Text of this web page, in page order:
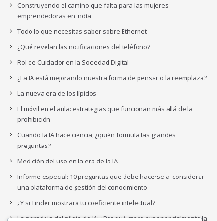
Construyendo el camino que falta para las mujeres
emprendedoras en India
Todo lo que necesitas saber sobre Ethernet
¿Qué revelan las notificaciones del teléfono?
Rol de Cuidador en la Sociedad Digital
¿La IA está mejorando nuestra forma de pensar o la reemplaza?
La nueva era de los lípidos
El móvil en el aula: estrategias que funcionan más allá de la
prohibición
Cuando la IA hace ciencia, ¿quién formula las grandes
preguntas?
Medición del uso en la era de la IA
Informe especial: 10 preguntas que debe hacerse al considerar
una plataforma de gestión del conocimiento
¿Y si Tinder mostrara tu coeficiente intelectual?
La paradoja del piloto de IA: ¿Por qué crece exponencialmente la